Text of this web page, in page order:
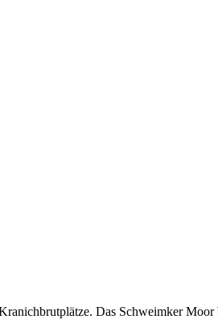
Das Schweimker